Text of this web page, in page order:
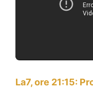
La7, ore 21:15: